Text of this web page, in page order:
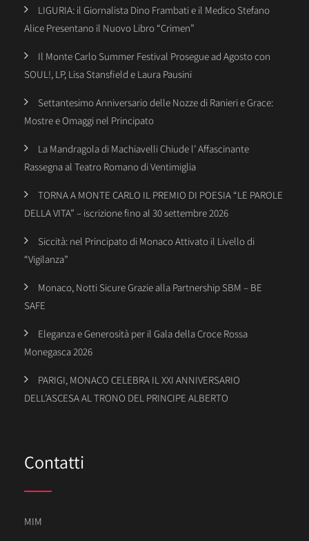
LIGURIA: il Giornalista Dino Frambati e il Medico Stefano
Alice Presentano il Nuovo Libro “Crimen”
Il Monte Carlo Summer Festival Prosegue ad Agosto con
SOUL!, LP, Lisa Stansfield e Laura Pausini
Settantesimo Anniversario delle Nozze di Ranieri e Grace:
Mostre e Omaggi nel Principato
La Mandragola di Machiavelli Chiude l’ Affascinante
Rassegna al Teatro Romano di Ventimiglia
TORNA A MONTE CARLO IL PREMIO DI POESIA “LE PAROLE
DELLA VITA” – iscrizione fino al 30 settembre 2026
Siccità: nel Principato di Monaco Attivato il Livello di
“Vigilanza”
Monaco, Notti Sicure Grazie alla Partnership SBM – BE
SAFE
Eleganza e Generosità per il Gala della Croce Rossa
Monegasca 2026
PARIGI, MONACO CELEBRA IL XXI ANNIVERSARIO
DELL’ASCESA AL TRONO DEL PRINCIPE ALBERTO
Contatti
MIM